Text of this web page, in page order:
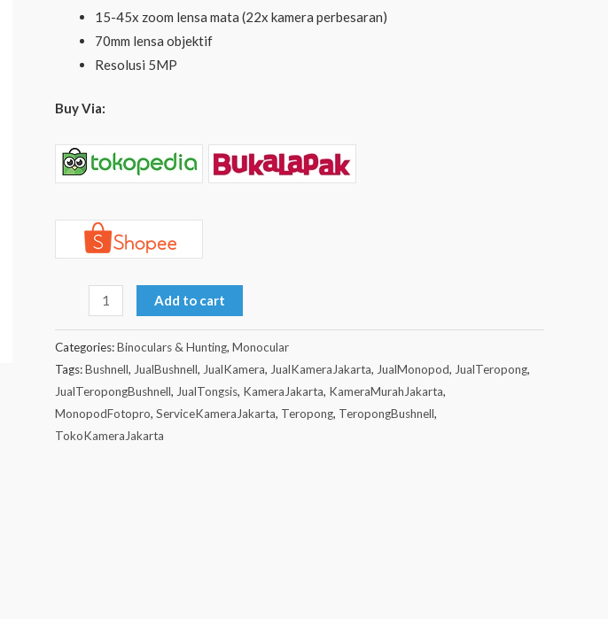
15-45x zoom lensa mata (22x kamera perbesaran)
70mm lensa objektif
Resolusi 5MP
Buy Via:
111545
quantity
Add to cart
Categories:Binoculars & Hunting, Monocular
Tags:Bushnell, JualBushnell, JualKamera, JualKameraJakarta, JualMonopod, JualTeropong,
JualTeropongBushnell, JualTongsis, KameraJakarta, KameraMurahJakarta,
MonopodFotopro, ServiceKameraJakarta, Teropong, TeropongBushnell,
TokoKameraJakarta